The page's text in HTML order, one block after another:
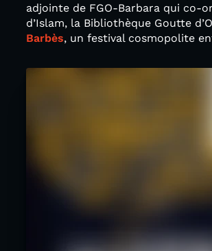
adjointe de FGO-Barbara qui co-
d’Islam, la Bibliothèque Goutte
Barbès, un festival cosmopolite